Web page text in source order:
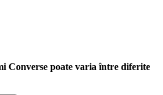
Converse poate varia între diferite